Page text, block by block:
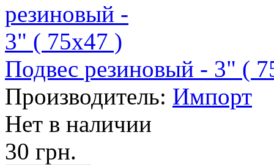
Подвес резиновый - 3" (
Производитель: Импорт
Нет в наличии
30 грн.